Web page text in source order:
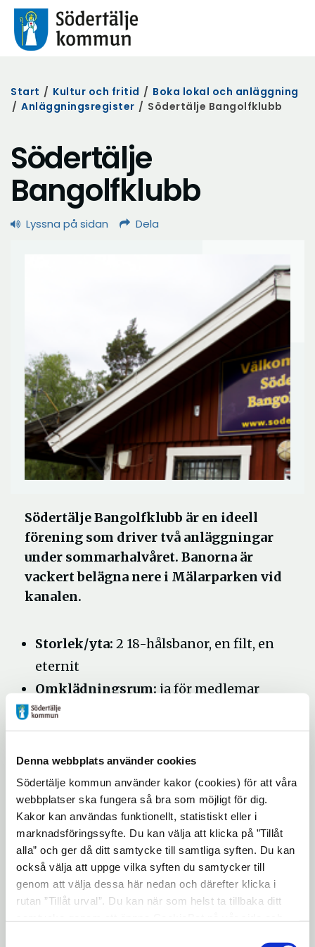
Denna webbplats använder cookies
Södertälje kommun använder kakor (cookies) för att våra
webbplatser ska fungera så bra som möjligt för dig.
Kakor kan användas funktionellt, statistiskt eller i
marknadsföringssyfte. Du kan välja att klicka på ”Tillåt
alla” och ger då ditt samtycke till samtliga syften. Du kan
också välja att uppge vilka syften du samtycker till
genom att välja dessa här nedan och därefter klicka i
rutan ”Tillåt urval”. Du kan när som helst ta tillbaka ditt
Start / Kultur och fritid / Boka lokal och anläggning
/ Anläggningsregister / Södertälje Bangolfklubb
Södertälje
Bangolfklubb
Lyssna på sidan Dela
Södertälje Bangolfklubb är en ideell
förening som driver två anläggningar
under sommarhalvåret. Banorna är
vackert belägna nere i Mälarparken vid
kanalen.
Storlek/yta: 2 18-hålsbanor, en filt, en
eternit
Omklädningsrum: ja för medlemar
Parkering:
anläggningen
Driftansvarig:Södertälje
bangolfklubb
Adress:Bergviksgatan 20
Övrigt:öppen maj-september, Kiosk finns